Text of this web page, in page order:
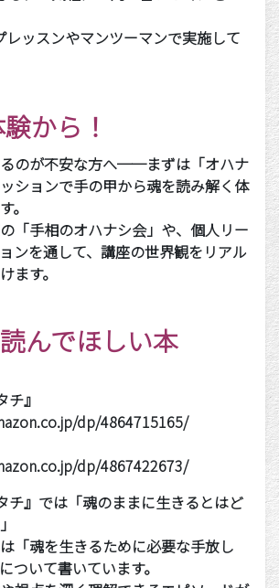
レッスンやマンツーマンで実施して
から！
のが不安な方へ──まずは「オハナ
ションで手の甲から魂を読み解く体
。
「手相のオハナシ会」や、個人リー
ンを通して、講座の世界観をリアル
ます。
んでほしい本
チ』
dp/4864715165/
dp/4867422673/
チ』では「魂のままに生きるとはど
「魂を生きるために必要な手放し
ついて書いています。